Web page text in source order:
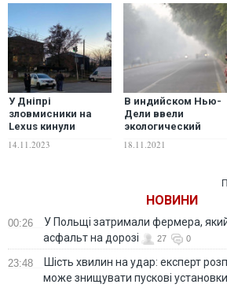
У Дніпрі
зловмисники на
Lexus кинули
гранату у
автомобіль, який
14.11.2023
В индийском Нью-
Дели ввели
экологический
локдаун. ВІДЕО
18.11.2021
НОВИНИ
00:26
У Польщі затримали фермера,
асфальт на дорозі
27 0
23:48
Шість хвилин на удар: експерт
може знищувати пускові установки